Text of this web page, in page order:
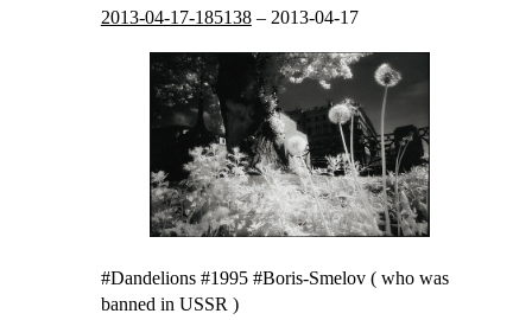
2013-04-17-185138– 2013-04-17
#Dandelions #1995 #Boris-Smelov ( who was
banned in USSR )